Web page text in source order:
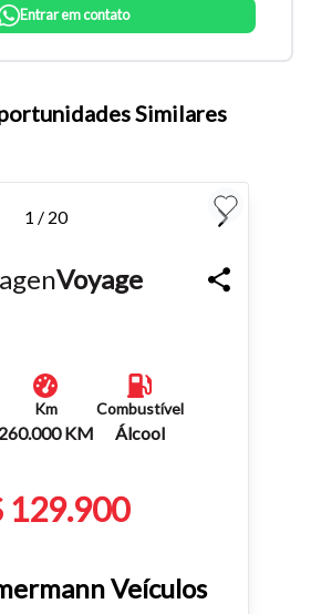
e Ctrl- (para diminuir) no seu
Fechar
Entrar em contato
Similares
1 / 20
Voyage
Km
260.000 KM
Combustível
Álcool
129.900
Veículos